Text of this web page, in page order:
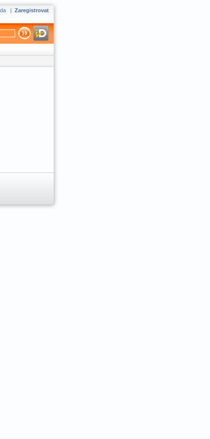
| Zaregistrovat